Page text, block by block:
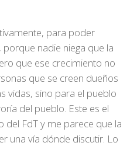
para poder
nadie niega que la
que ese crecimiento no
que se creen dueños
vidas, sino para el pueblo
del pueblo. Este es el
FdT y me parece que la
una vía dónde discutir. Lo